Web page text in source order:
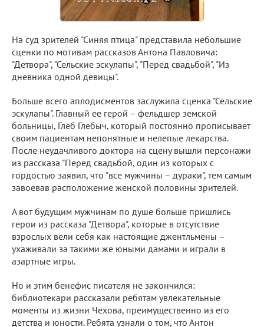
На суд зрителей "Синяя птица" представила небольшие
сценки по мотивам рассказов Антона Павловича:
"Детвора", "Сельские эскулапы", "Перед свадьбой", "Из
дневника одной девицы".
Больше всего аплодисментов заслужила сценка "Сельские
эскулапы". Главный ее герой – фельдшер земской
больницы, Глеб Глебыч, который постоянно прописывает
своим пациентам непонятные и нелепые лекарства.
После неудачливого доктора на сцену вышли персонажи
из рассказа "Перед свадьбой, один из которых с
гордостью заявил, что "все мужчины – дураки", тем самым
завоевав расположение женской половины зрителей.
А вот будущим мужчинам по душе больше пришлись
герои из рассказа "Детвора", которые в отсутствие
взрослых вели себя как настоящие джентльмены –
ухаживали за такими же юными дамами и играли в
азартные игры.
Но и этим бенефис писателя не закончился:
библиотекари рассказали ребятам увлекательные
моменты из жизни Чехова, преимущественно из его
детства и юности. Ребята узнали о том, что Антон